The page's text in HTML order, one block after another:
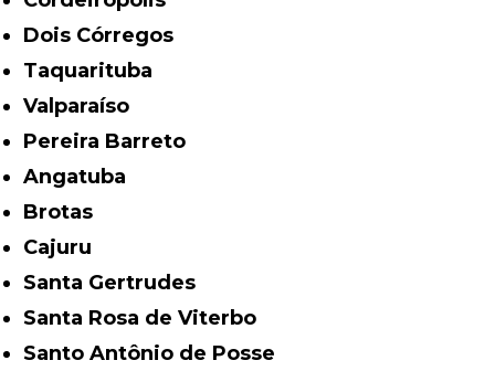
Dois Córregos
Taquarituba
Valparaíso
Pereira Barreto
Angatuba
Brotas
Cajuru
Santa Gertrudes
Santa Rosa de Viterbo
Santo Antônio de Posse